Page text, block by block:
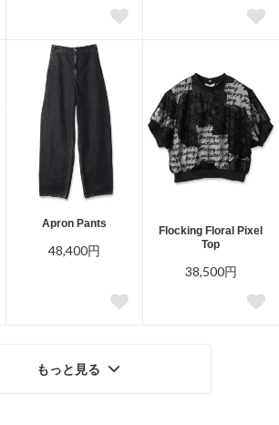
Apron Pants
48,400円
Flocking Floral Pixel
Top
38,500円
もっと見る